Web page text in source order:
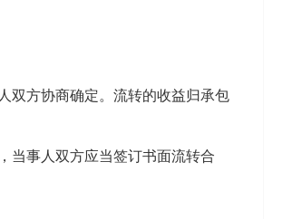
双方协商确定。流转的收益归承包
当事人双方应当签订书面流转合